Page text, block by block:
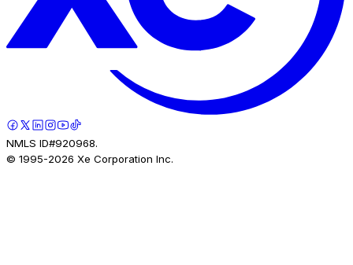
NMLS ID#920968.
© 1995-2026 Xe Corporation Inc.